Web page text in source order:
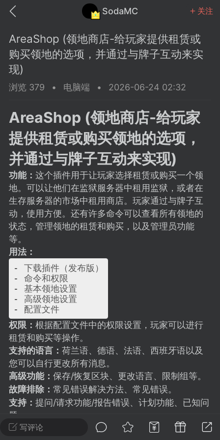
SodaMC 关注
教程 材质 社区
潮涌核心
永久赞助者
11-27 02:06
电脑端 社区规则
议贴】SodaMC 的改进与建议 🧃
社区的建议&反馈板块，欢迎每
在这里畅所欲言，提出你对 社区功能、
、管理方式等方面 的任何想法！...
11
潮涌核心
永久赞助者
24 23:37
电脑端 整合包分享
主页反馈贴
反馈你遇到的问题 以及 你期望的功能等
不方便可尝试通过邮箱与作者进行反馈
写评论
AreaShop (领地商店-给玩家提供租赁或
购买领地的选项，并通过与牌子互动来实
现)
浏览 379 • 电脑端 • 2026-06-24 02:32
AreaShop (领地商店-给玩家
提供租赁或购买领地的选项，
并通过与牌子互动来实现)
功能： 这个插件用于让玩家选择租赁或购买一个领
地。可以让他们在监狱服务器中租用监狱，或者在
生存服务器的市场中租用商店。玩家通过与牌子互
动，使用方便。还有许多命令可以查看所有领地的
状态，管理领地的租赁和购买，以及管理员功能
等。
用法：
- 下载插件（发布版）
- 命令和权限
- 基本领地设置
- 高级领地设置
- 配置文件
权限： 根据配置文件中的权限设置，玩家可以进行
租赁和购买等操作。
支持的语言： 荷兰语、德语、法语、西班牙语以及
您可以自行更改所有消息。
高级功能： 保存/恢复区块、更改语言、限制组等。
故障排除： 常见错误解决方法、常见错误。
支持： 提问/请求功能/报告错误、计划功能、已知问
题。
开发：更新日志、编译、开发构建、模块、包和类